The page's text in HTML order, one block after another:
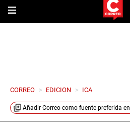
CORREO > EDICION > ICA
Añadir Correo como fuente preferida en